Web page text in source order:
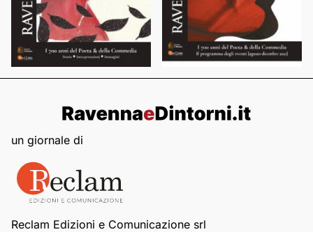
un giornale di
Reclam Edizioni e Comunicazione srl